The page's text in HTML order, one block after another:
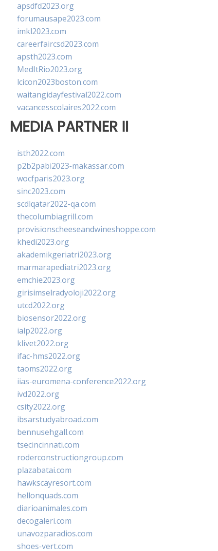
apsdfd2023.org
forumausape2023.com
imkl2023.com
careerfaircsd2023.com
apsth2023.com
MedItRio2023.org
lcicon2023boston.com
waitangidayfestival2022.com
vacancesscolaires2022.com
MEDIA PARTNER II
isth2022.com
p2b2pabi2023-makassar.com
wocfparis2023.org
sinc2023.com
scdlqatar2022-qa.com
thecolumbiagrill.com
provisionscheeseandwineshoppe.com
khedi2023.org
akademikgeriatri2023.org
marmarapediatri2023.org
emchie2023.org
girisimselradyoloji2022.org
utcd2022.org
biosensor2022.org
ialp2022.org
klivet2022.org
ifac-hms2022.org
taoms2022.org
iias-euromena-conference2022.org
ivd2022.org
csity2022.org
ibsarstudyabroad.com
bennusehgall.com
tsecincinnati.com
roderconstructiongroup.com
plazabatai.com
hawkscayresort.com
hellonquads.com
diarioanimales.com
decogaleri.com
unavozparadios.com
shoes-vert.com